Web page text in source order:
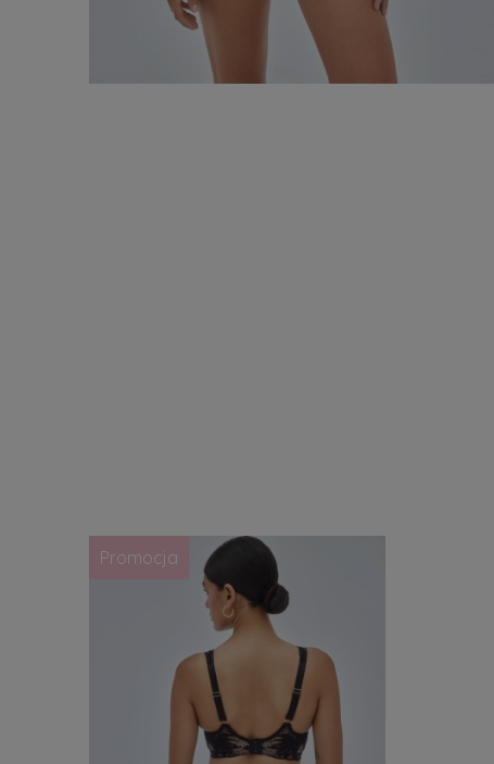
Promocja